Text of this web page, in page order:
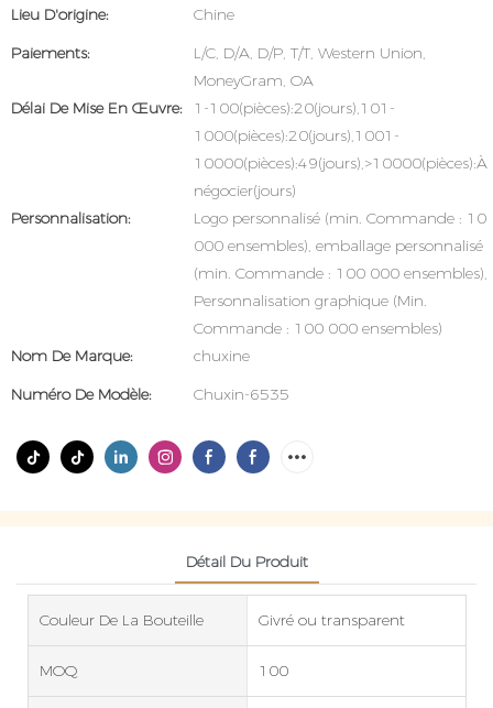
Lieu D'origine:
Chine
Paiements:
L/C, D/A, D/P, T/T, Western Union,
MoneyGram, OA
Délai De Mise En Œuvre:
1-100(pièces):20(jours),101-
1000(pièces):20(jours),1001-
10000(pièces):49(jours),>10000(pièces):À
négocier(jours)
Personnalisation:
Logo personnalisé (min. Commande : 10
000 ensembles), emballage personnalisé
(min. Commande : 100 000 ensembles),
Personnalisation graphique (Min.
Commande : 100 000 ensembles)
Nom De Marque:
chuxine
Numéro De Modèle:
Chuxin-6535
Détail Du Produit
Couleur De La Bouteille Givré ou transparent
MOQ 100